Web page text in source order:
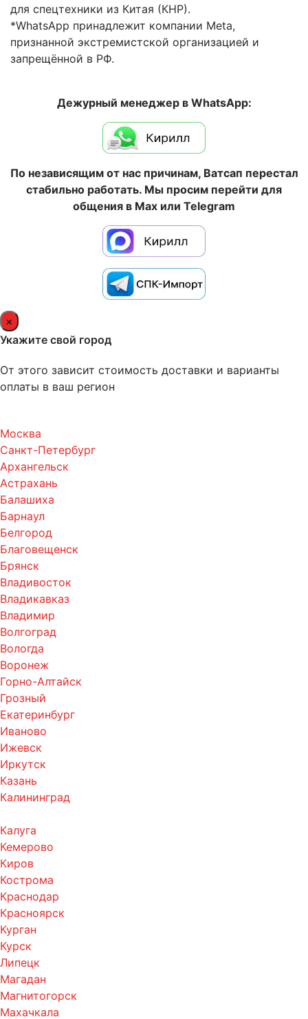
для спецтехники из Китая (КНР).
*WhatsApp принадлежит компании Meta,
признанной экстремистской организацией и
запрещённой в РФ.
Дежурный менеджер в WhatsApp:
По независящим от нас причинам, Ватсап перестал
стабильно работать. Мы просим перейти для
общения в Max или Telegram
×
Укажите свой город
От этого зависит стоимость доставки и варианты
оплаты в ваш регион
Москва
Санкт-Петербург
Архангельск
Астрахань
Балашиха
Барнаул
Белгород
Благовещенск
Брянск
Владивосток
Владикавказ
Владимир
Волгоград
Вологда
Воронеж
Горно-Алтайск
Грозный
Екатеринбург
Иваново
Ижевск
Иркутск
Казань
Калининград
Калуга
Кемерово
Киров
Кострома
Краснодар
Красноярск
Курган
Курск
Липецк
Магадан
Магнитогорск
Махачкала